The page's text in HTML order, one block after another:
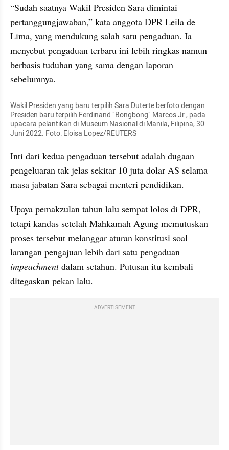
“Sudah saatnya Wakil Presiden Sara dimintai
pertanggungjawaban,” kata anggota DPR Leila de
Lima, yang mendukung salah satu pengaduan. Ia
menyebut pengaduan terbaru ini lebih ringkas namun
berbasis tuduhan yang sama dengan laporan
sebelumnya.
Wakil Presiden yang baru terpilih Sara Duterte berfoto dengan
Presiden baru terpilih Ferdinand "Bongbong" Marcos Jr., pada
upacara pelantikan di Museum Nasional di Manila, Filipina, 30
Juni 2022. Foto: Eloisa Lopez/REUTERS
Inti dari kedua pengaduan tersebut adalah dugaan
pengeluaran tak jelas sekitar 10 juta dolar AS selama
masa jabatan Sara sebagai menteri pendidikan.
Upaya pemakzulan tahun lalu sempat lolos di DPR,
tetapi kandas setelah Mahkamah Agung memutuskan
proses tersebut melanggar aturan konstitusi soal
impeachment dalam setahun. Putusan itu kembali
ditegaskan pekan lalu.
ADVERTISEMENT